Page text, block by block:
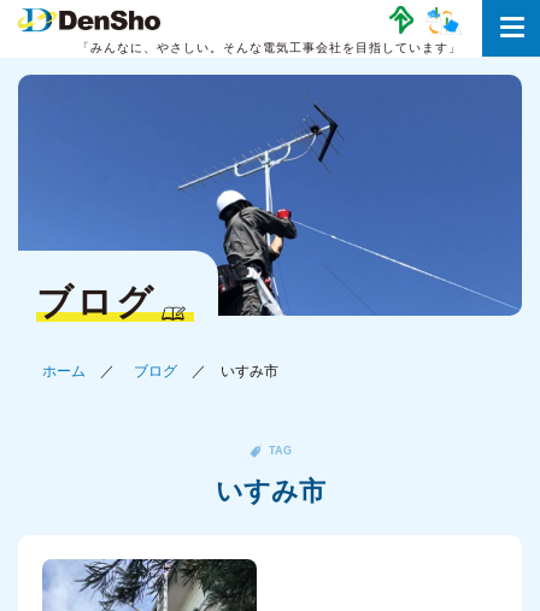
「みんなに、やさしい。 そんな電気工事会社を目指しています」
ブログ
ホーム ブログ いすみ市
TAG
いすみ市